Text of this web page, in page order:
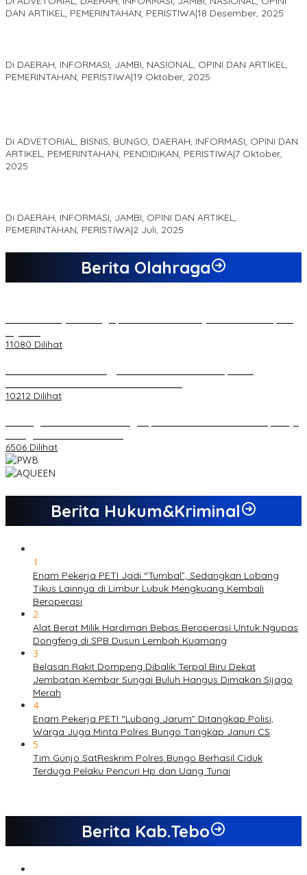
DAN ARTIKEL, PEMERINTAHAN, PERISTIWA|18 Desember, 2025
Di DAERAH, INFORMASI, JAMBI, NASIONAL, OPINI DAN ARTIKEL,
PEMERINTAHAN, PERISTIWA|19 Oktober, 2025
Di ADVETORIAL, BISNIS, BUNGO, DAERAH, INFORMASI, OPINI DAN
ARTIKEL, PEMERINTAHAN, PENDIDIKAN, PERISTIWA|7 Oktober,
2025
Di DAERAH, INFORMASI, JAMBI, OPINI DAN ARTIKEL,
PEMERINTAHAN, PERISTIWA|2 Juli, 2025
Berita Olahraga
11080 Dilihat
10212 Dilihat
6506 Dilihat
Berita Hukum&Kriminal
1
Enam Pekerja PETI Jadi “Tumbal”, Sedangkan Lobang
Tikus Lainnya di Limbur Lubuk Mengkuang Kembali
Beroperasi
2
Alat Berat Milik Hardiman Bebas Beroperasi Untuk Ngupas
Dongfeng di SPB Dusun Lembah Kuamang
3
Belasan Rakit Dompeng Dibalik Terpal Biru Dekat
Jembatan Kembar Sungai Buluh Hangus Dimakan Sijago
Merah
4
Enam Pekerja PETI “Lubang Jarum” Ditangkap Polisi,
Warga Juga Minta Polres Bungo Tangkap Januri CS
5
Tim Gunjo SatReskrim Polres Bungo Berhasil Ciduk
Terduga Pelaku Pencuri Hp dan Uang Tunai
Berita Kab.Tebo